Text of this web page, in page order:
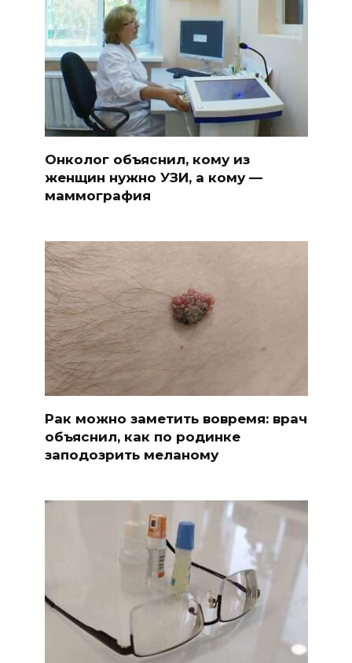
Онколог объяснил, кому из
женщин нужно УЗИ, а кому —
маммография
Рак можно заметить вовремя: врач
объяснил, как по родинке
заподозрить меланому